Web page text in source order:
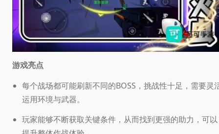
游戏亮点
每个战场都可能刷新不同的BOSS，挑战性十足，需要灵
运用环境与武器。
玩家能够不断获取关键条件，从而找到更强的助力，可以